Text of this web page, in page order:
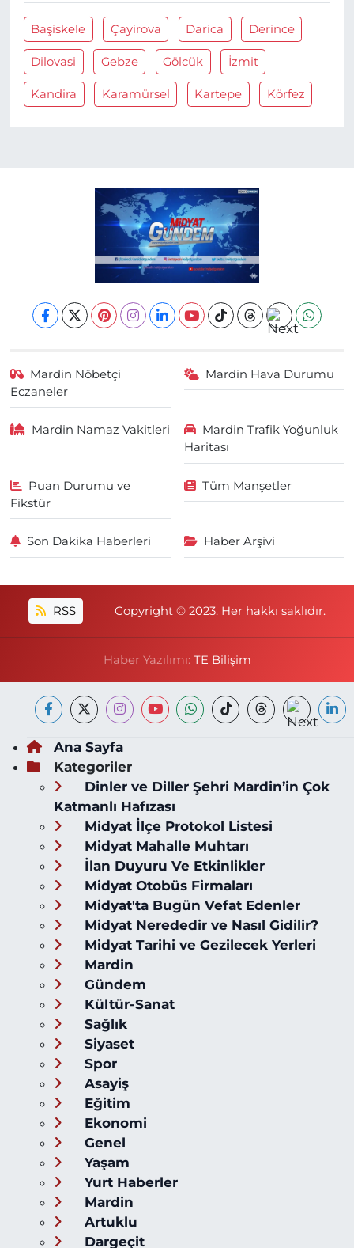
Başiskele Çayirova Darica Derince
Dilovasi Gebze Gölcük İzmit
Kandira Karamürsel Kartepe Körfez
Mardin Nöbetçi
Eczaneler
Mardin Hava Durumu
Mardin Namaz Vakitleri
Mardin Trafik Yoğunluk
Haritası
Puan Durumu ve
Fikstür
Tüm Manşetler
Son Dakika Haberleri Haber Arşivi
RSS Copyright © 2023. Her hakkı saklıdır.
Haber Yazılımı: TE Bilişim
Ana Sayfa
Kategoriler
Dinler ve Diller Şehri Mardin’in Çok
Katmanlı Hafızası
Midyat İlçe Protokol Listesi
Midyat Mahalle Muhtarı
İlan Duyuru Ve Etkinlikler
Midyat Otobüs Firmaları
Midyat'ta Bugün Vefat Edenler
Midyat Nerededir ve Nasıl Gidilir?
Midyat Tarihi ve Gezilecek Yerleri
Mardin
Gündem
Kültür-Sanat
Sağlık
Siyaset
Spor
Asayiş
Eğitim
Ekonomi
Genel
Yaşam
Yurt Haberler
Mardin
Artuklu
Dargeçit